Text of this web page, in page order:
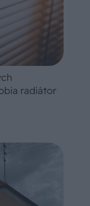
radiátor